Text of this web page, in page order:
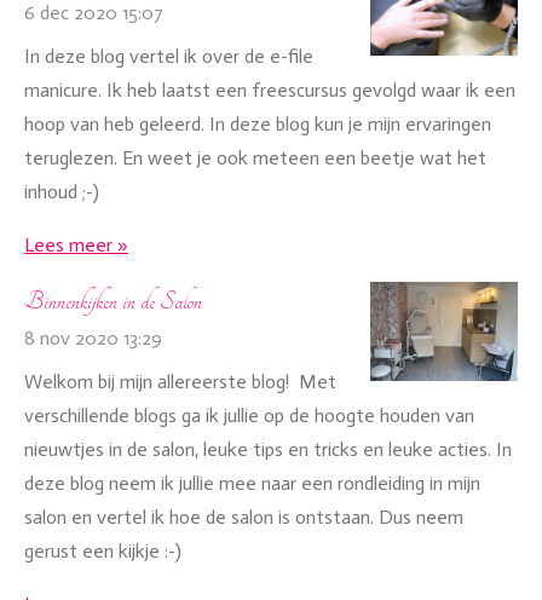
6 dec 2020 15:07
In deze blog vertel ik over de e-file
manicure. Ik heb laatst een freescursus gevolgd waar ik een
hoop van heb geleerd. In deze blog kun je mijn ervaringen
teruglezen. En weet je ook meteen een beetje wat het
inhoud ;-)
Lees meer »
Binnenkijken in de Salon
8 nov 2020 13:29
Welkom bij mijn allereerste blog! Met
verschillende blogs ga ik jullie op de hoogte houden van
nieuwtjes in de salon, leuke tips en tricks en leuke acties. In
deze blog neem ik jullie mee naar een rondleiding in mijn
salon en vertel ik hoe de salon is ontstaan. Dus neem
gerust een kijkje :-)